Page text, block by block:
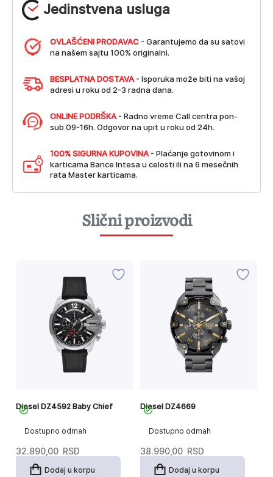
Jedinstvena usluga
OVLAŠĆENI PRODAVAC - Garantujemo da su satovi
na našem sajtu 100% originalni.
BESPLATNA DOSTAVA - Isporuka može biti na vašoj
adresi u roku od 2-3 radna dana.
ONLINE PODRŠKA - Radno vreme Call centra pon-
sub 09-16h. Odgovor na upit u roku od 24h.
100% SIGURNA KUPOVINA - Plaćanje gotovinom i
karticama Bance Intesa u celosti ili na 6 mesečnih
rata Master karticama.
Slični proizvodi
Dostupno odmah
Diesel DZ4592 Baby Chief
32.890,00 RSD
Dodaj u korpu
Dostupno odmah
Diesel DZ4669
38.990,00 RSD
Dodaj u korpu